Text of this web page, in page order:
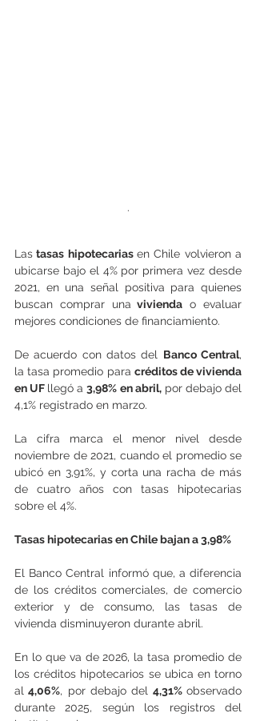
.
Las tasas hipotecarias en Chile volvieron a
ubicarse bajo el 4% por primera vez desde
2021, en una señal positiva para quienes
buscan comprar una vivienda o evaluar
mejores condiciones de financiamiento.
De acuerdo con datos del Banco Central,
la tasa promedio para créditos de vivienda
en UF llegó a 3,98% en abril, por debajo del
4,1% registrado en marzo.
La cifra marca el menor nivel desde
noviembre de 2021, cuando el promedio se
ubicó en 3,91%, y corta una racha de más
de cuatro años con tasas hipotecarias
sobre el 4%.
Tasas hipotecarias en Chile bajan a 3,98%
El Banco Central informó que, a diferencia
de los créditos comerciales, de comercio
exterior y de consumo, las tasas de
vivienda disminuyeron durante abril.
En lo que va de 2026, la tasa promedio de
los créditos hipotecarios se ubica en torno
al 4,06%, por debajo del 4,31% observado
durante 2025, según los registros del